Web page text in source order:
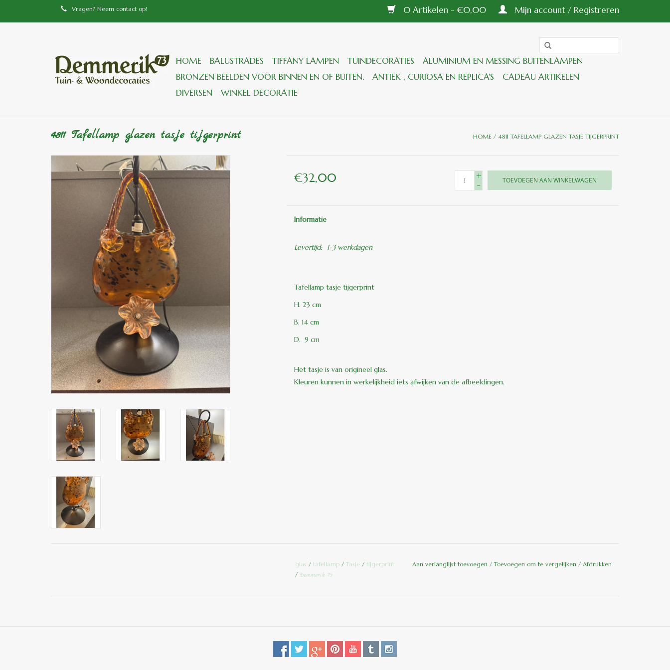
Vragen? Neem contact op! 0 Artikelen - €0,00 Mijn account / Registreren
HOME BALUSTRADES TIFFANY LAMPEN TUINDECORATIES
ALUMINIUM EN MESSING BUITENLAMPEN
BRONZEN BEELDEN VOOR BINNEN EN OF BUITEN.
ANTIEK , CURIOSA EN REPLICA'S
CADEAU ARTIKELEN
DIVERSEN
WINKEL DECORATIE
4811 Tafellamp glazen tasje tijgerprint HOME / 4811 TAFELLAMP GLAZEN TASJE TIJGERPRINT
€32,00
+
-
TOEVOEGEN AAN WINKELWAGEN
Informatie
Levertijd: 1-3 werkdagen
Tafellamp tasje tijgerprint
H. 23 cm
B. 14 cm
D. 9 cm
Het tasje is van origineel glas.
Kleuren kunnen in werkelijkheid iets afwijken van de afbeeldingen.
glas / tafellamp / Tasje / tijgerprint
/ Demmerik 73
Aan verlanglijst toevoegen / Toevoegen om te vergelijken / Afdrukken